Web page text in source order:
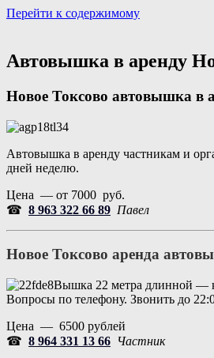
Перейти к содержимому
Автовышка в аренду
Новое Токсово автовышка в
Автовышка в аренду частникам и
дней неделю.
Цена — от 7000 руб.
☎ 8 963 322 66 89 Павел
Новое Токсово аренда
Вышка 22 метра длинной —
Вопросы по телефону. Звонить до
Цена — 6500 рублей
☎ 8 964 331 13 66 Частник